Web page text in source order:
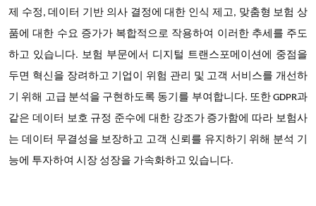
제 수정, 데이터 기반 의사 결정에 대한 인식 제고, 맞춤형 보험 상
품에 대한 수요 증가가 복합적으로 작용하여 이러한 추세를 주도
하고 있습니다. 보험 부문에서 디지털 트랜스포메이션에 중점을
두면 혁신을 장려하고 기업이 위험 관리 및 고객 서비스를 개선하
기 위해 고급 분석을 구현하도록 동기를 부여합니다. 또한 GDPR과
같은 데이터 보호 규정 준수에 대한 강조가 증가함에 따라 보험사
는 데이터 무결성을 보장하고 고객 신뢰를 유지하기 위해 분석 기
능에 투자하여 시장 성장을 가속화하고 있습니다.